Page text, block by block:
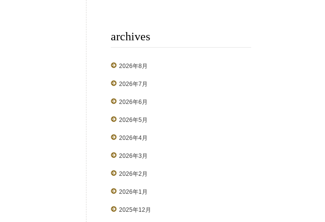
archives
2026年8月
2026年7月
2026年6月
2026年5月
2026年4月
2026年3月
2026年2月
2026年1月
2025年12月